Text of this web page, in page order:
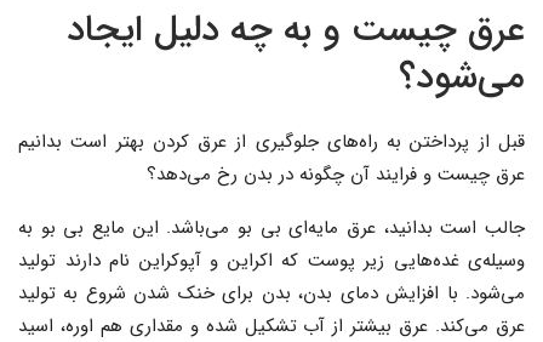
عرق چیست و به چه دلیل ایجاد
می‌شود؟
قبل از پرداختن به راه‌های جلوگیری از عرق کردن بهتر است بدانیم
عرق چیست و فرایند آن چگونه در بدن رخ می‌دهد؟
جالب است بدانید، عرق مایه‌ای بی بو می‌باشد. این مایع بی بو به
وسیله‌ی غده‌هایی زیر پوست که اکراین و آپوکراین نام دارند تولید
می‌شود. با افزایش دمای بدن، بدن برای خنک شدن شروع به تولید
عرق می‌کند. عرق بیشتر از آب تشکیل شده و مقداری هم اوره، اسید